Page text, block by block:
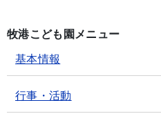
牧港こども園メニュー
基本情報
行事・活動